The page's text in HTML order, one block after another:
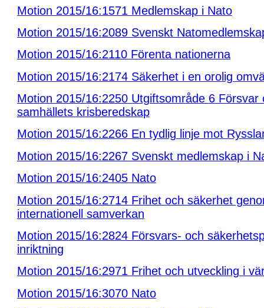
Motion 2015/16:1571 Medlemskap i Nato
Motion 2015/16:2089 Svenskt
Motion 2015/16:2110 Förenta nationerna
Motion 2015/16:2174 Säkerhet i en orolig
Motion 2015/16:2250 Utgiftsområde 6 Försvar
samhällets krisberedskap
Motion 2015/16:2266 En tydlig linje mot
Motion 2015/16:2267 Svenskt medlemskap i
Motion 2015/16:2405 Nato
Motion 2015/16:2714 Frihet och säkerhet
internationell samverkan
Motion 2015/16:2824 Försvars- och
inriktning
Motion 2015/16:2971 Frihet och utveckling i
Motion 2015/16:3070 Nato